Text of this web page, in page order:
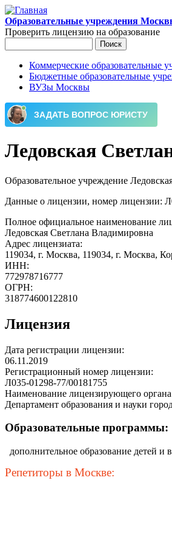
Перейти к основному содержанию
Образовательные учреждения
Проверить лицензию на образование
Главное меню
Коммерческие образовательные
Бюджетные образовательные
ВУЗы Москвы
Ледовская
Образовательное учреждение
Данные о лицензии, номер лицензии:
Полное официальное наименование
Ледовская Светлана Владимировна
Адрес лицензиата:
119034, г. Москва, 119034, г. Москва,
ИНН:
772978716777
ОГРН:
318774600122810
Лицензия
Дата регистрации лицензии:
06.11.2019
Регистрационный номер лицензии:
Л035-01298-77/00181755
Наименование лицензирующего
Департамент образования и науки
Образовательные программы:
дополнительное образование детей и
Репетиторы в Москве: